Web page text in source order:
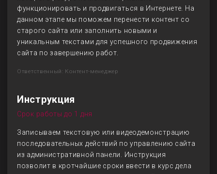
функционировать и продвигаться в Интернете. На
данном этапе мы поможем перенести контент со
старого сайта или заполнить новыми и
уникальным текстами для успешного продвижения
сайта по завершению работ.
Ответственный: Контент-менеджер
Инструкция
Срок работы до 1 дня
Записываем текстовую или видеодемонстрацию
последовательных действий по управлению сайта
из административной панели. Инструкция
позволит в кротчайшие сроки ввести в курс дела